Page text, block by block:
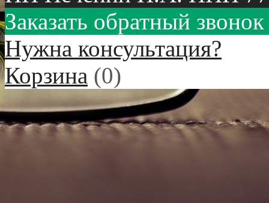
Заказать обратный звонок
Нужна консультация?
Корзина (0)